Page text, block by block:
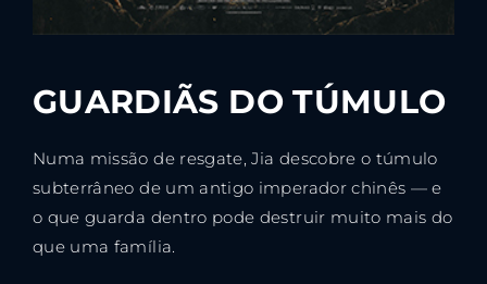
GUARDIÃS DO TÚMULO
Numa missão de resgate, Jia descobre o túmulo
subterrâneo de um antigo imperador chinês — e
o que guarda dentro pode destruir muito mais do
que uma família.